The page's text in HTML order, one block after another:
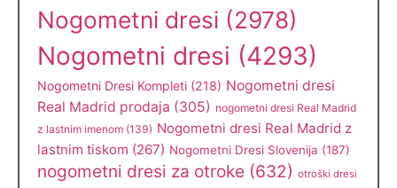
Nogometni dresi (2978)
Nogometni dresi (4293)
Nogometni Dresi Kompleti (218) Nogometni dresi
Real Madrid prodaja (305) nogometni dresi Real Madrid
z lastnim imenom (139) Nogometni dresi Real Madrid z
lastnim tiskom (267) Nogometni Dresi Slovenija (187)
nogometni dresi za otroke (632) otroški dresi